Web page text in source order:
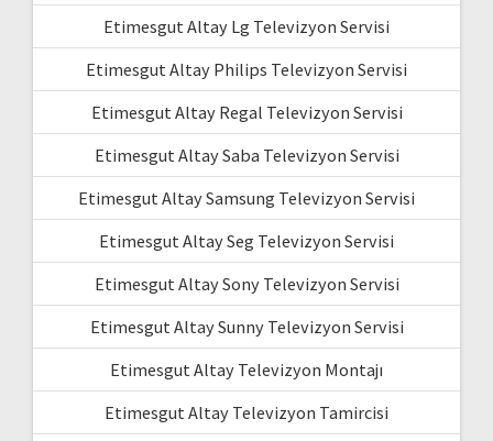
Etimesgut Altay Lg Televizyon Servisi
Etimesgut Altay Philips Televizyon Servisi
Etimesgut Altay Regal Televizyon Servisi
Etimesgut Altay Saba Televizyon Servisi
Etimesgut Altay Samsung Televizyon Servisi
Etimesgut Altay Seg Televizyon Servisi
Etimesgut Altay Sony Televizyon Servisi
Etimesgut Altay Sunny Televizyon Servisi
Etimesgut Altay Televizyon Montajı
Etimesgut Altay Televizyon Tamircisi